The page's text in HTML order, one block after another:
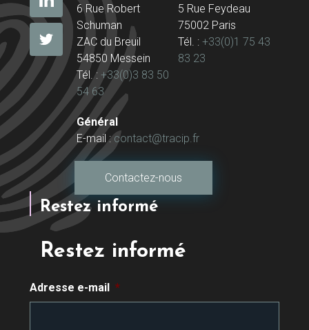
6 Rue Robert
Schuman
ZAC du Breuil
54850 Messein
Tél. : +33(0)3 83 50
54 63
5 Rue Feydeau
75002 Paris
Tél. : +33(0)1 75 43
83 23
Général
E-mail :contact@tracip.fr
Contactez-nous
Restez informé
Restez informé
Adresse e-mail *